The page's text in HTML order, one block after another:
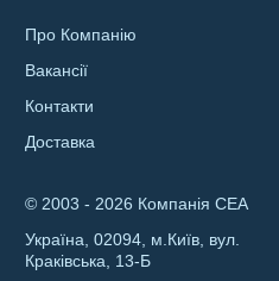
Про Компанію
Вакансії
Контакти
Доставка
© 2003 - 2026 Компанія СЕА
Україна, 02094, м.Київ, вул.
Краківська, 13-Б